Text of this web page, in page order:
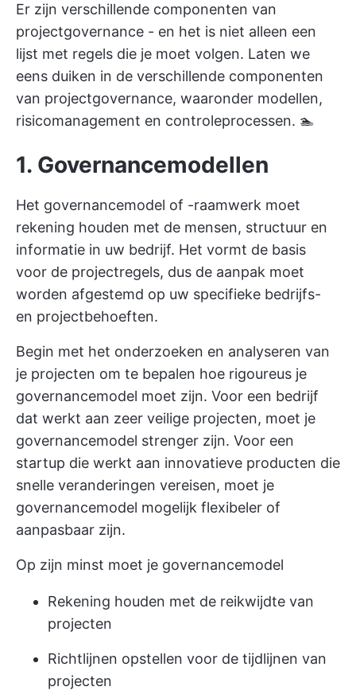
Er zijn verschillende componenten van
projectgovernance - en het is niet alleen een
lijst met regels die je moet volgen. Laten we
eens duiken in de verschillende componenten
van projectgovernance, waaronder modellen,
risicomanagement en controleprocessen. 🏊
1. Governancemodellen
Het governancemodel of -raamwerk moet
rekening houden met de mensen, structuur en
informatie in uw bedrijf. Het vormt de basis
voor de projectregels, dus de aanpak moet
worden afgestemd op uw specifieke bedrijfs-
en projectbehoeften.
Begin met het onderzoeken en analyseren van
je projecten om te bepalen hoe rigoureus je
governancemodel moet zijn. Voor een bedrijf
dat werkt aan zeer veilige projecten, moet je
governancemodel strenger zijn. Voor een
startup die werkt aan innovatieve producten die
snelle veranderingen vereisen, moet je
governancemodel mogelijk flexibeler of
aanpasbaar zijn.
Op zijn minst moet je governancemodel
Rekening houden met de reikwijdte van
projecten
Richtlijnen opstellen voor de tijdlijnen van
projecten